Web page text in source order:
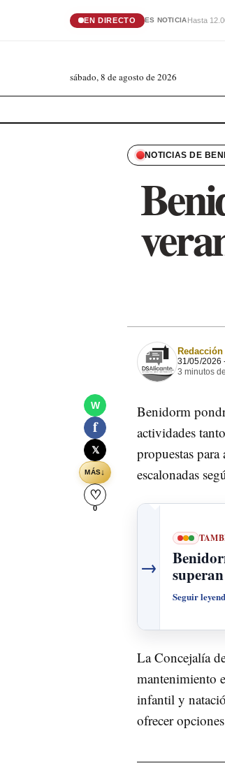
EN DIRECTO ES NOTICIAHasta
sábado, 8 de agosto de 2026
NOTICIAS DE
W
f
𝕏
MÁS↓
♡
0
31/05/2026
3 minutos
Benidorm
actividades
propuestas
escalonadas
→
Seguir
La Concejalía
mantenimiento
infantil y
ofrecer